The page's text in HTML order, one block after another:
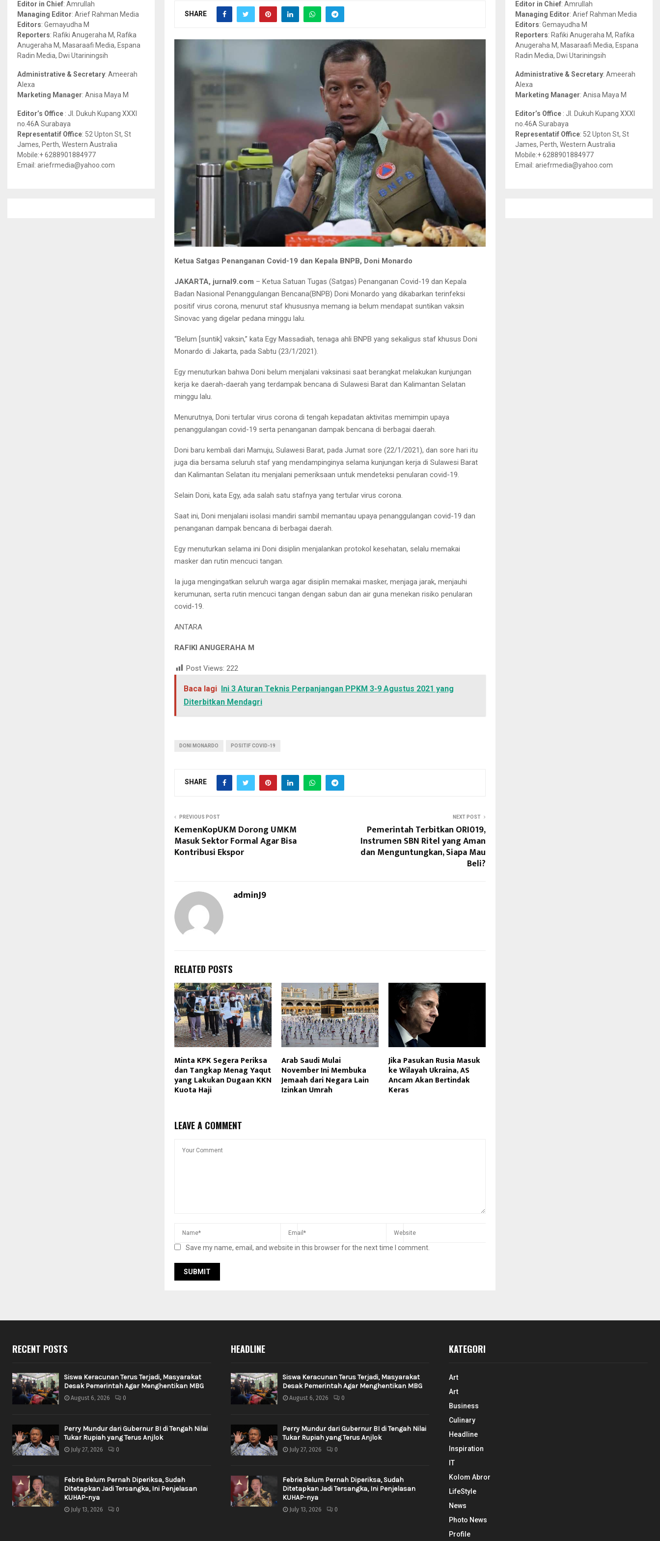
SHARE
Ketua Satgas Penanganan Covid-19 dan Kepala BNPB, Doni Monardo
JAKARTA, jurnal9.com – Ketua Satuan Tugas (Satgas) Penanganan Covid-19 dan Kepala
Badan Nasional Penanggulangan Bencana(BNPB) Doni Monardo yang dikabarkan terinfeksi
positif virus corona, menurut staf khususnya memang ia belum mendapat suntikan vaksin
Sinovac yang digelar pedana minggu lalu.
“Belum [suntik] vaksin,” kata Egy Massadiah, tenaga ahli BNPB yang sekaligus staf khusus Doni
Monardo di Jakarta, pada Sabtu (23/1/2021).
Egy menuturkan bahwa Doni belum menjalani vaksinasi saat berangkat melakukan kunjungan
kerja ke daerah-daerah yang terdampak bencana di Sulawesi Barat dan Kalimantan Selatan
minggu lalu.
Menurutnya, Doni tertular virus corona di tengah kepadatan aktivitas memimpin upaya
penanggulangan covid-19 serta penanganan dampak bencana di berbagai daerah.
Doni baru kembali dari Mamuju, Sulawesi Barat, pada Jumat sore (22/1/2021), dan sore hari itu
juga dia bersama seluruh staf yang mendampinginya selama kunjungan kerja di Sulawesi Barat
dan Kalimantan Selatan itu menjalani pemeriksaan untuk mendeteksi penularan covid-19.
Selain Doni, kata Egy, ada salah satu stafnya yang tertular virus corona.
Saat ini, Doni menjalani isolasi mandiri sambil memantau upaya penanggulangan covid-19 dan
penanganan dampak bencana di berbagai daerah.
Egy menuturkan selama ini Doni disiplin menjalankan protokol kesehatan, selalu memakai
masker dan rutin mencuci tangan.
Ia juga mengingatkan seluruh warga agar disiplin memakai masker, menjaga jarak, menjauhi
kerumunan, serta rutin mencuci tangan dengan sabun dan air guna menekan risiko penularan
covid-19.
ANTARA
RAFIKI ANUGERAHA M
Post Views: 222
Baca lagi Ini 3 Aturan Teknis Perpanjangan PPKM 3-9 Agustus 2021 yang
Diterbitkan Mendagri
DONI MONARDO POSITIF COVID-19
SHARE
PREVIOUS POST
KemenKopUKM Dorong UMKM
Masuk Sektor Formal Agar Bisa
Kontribusi Ekspor
NEXT POST
Pemerintah Terbitkan ORI019,
Instrumen SBN Ritel yang Aman
dan Menguntungkan, Siapa Mau
Beli?
adminJ9
RELATED POSTS
Minta KPK Segera Periksa
dan Tangkap Menag Yaqut
yang Lakukan Dugaan KKN
Kuota Haji
Arab Saudi Mulai
November Ini Membuka
Jemaah dari Negara Lain
Izinkan Umrah
Jika Pasukan Rusia Masuk
ke Wilayah Ukraina, AS
Ancam Akan Bertindak
Keras
LEAVE A COMMENT
Save my name, email, and website in this browser for the next time I comment.
r
:
R
H
Editor in Chief: Amrullah
Managing Editor: Arief Rahman Media
Editors: Gemayudha M
Reporters: Rafiki Anugeraha M, Rafika
Anugeraha M, Masaraafi Media, Espana
Radin Media, Dwi Utariningsih
Administrative & Secretary: Ameerah
Alexa
Marketing Manager: Anisa Maya M
Editor’s Office : Jl. Dukuh Kupang XXXI
no.46A Surabaya
Representatif Office: 52 Upton St, St
James, Perth, Western Australia
Mobile:+ 6288901884977
Email: ariefrmedia@yahoo.com
r
:
R
H
Editor in Chief: Amrullah
Managing Editor: Arief Rahman Media
Editors: Gemayudha M
Reporters: Rafiki Anugeraha M, Rafika
Anugeraha M, Masaraafi Media, Espana
Radin Media, Dwi Utariningsih
Administrative & Secretary: Ameerah
Alexa
Marketing Manager: Anisa Maya M
Editor’s Office : Jl. Dukuh Kupang XXXI
no.46A Surabaya
Representatif Office: 52 Upton St, St
James, Perth, Western Australia
Mobile:+ 6288901884977
Email: ariefrmedia@yahoo.com
RECENT POSTS
Siswa Keracunan Terus Terjadi, Masyarakat
Desak Pemerintah Agar Menghentikan MBG
August 6, 2026 0
Perry Mundur dari Gubernur BI di Tengah Nilai
Tukar Rupiah yang Terus Anjlok
July 27, 2026 0
Febrie Belum Pernah Diperiksa, Sudah
Ditetapkan Jadi Tersangka, Ini Penjelasan
KUHAP-nya
July 13, 2026 0
HEADLINE
Siswa Keracunan Terus Terjadi, Masyarakat
Desak Pemerintah Agar Menghentikan MBG
August 6, 2026 0
Perry Mundur dari Gubernur BI di Tengah Nilai
Tukar Rupiah yang Terus Anjlok
July 27, 2026 0
Febrie Belum Pernah Diperiksa, Sudah
Ditetapkan Jadi Tersangka, Ini Penjelasan
KUHAP-nya
July 13, 2026 0
KATEGORI
Art
Art
Business
Culinary
Headline
Inspiration
IT
Kolom Abror
LifeStyle
News
Photo News
Profile